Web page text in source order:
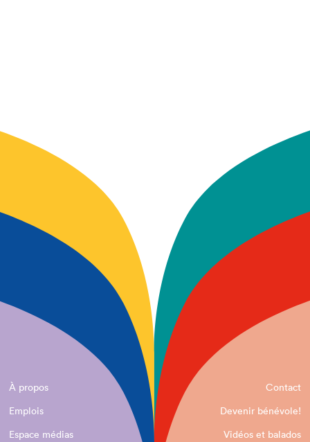
À propos
Contact
Emplois
Devenir bénévole!
Espace médias
Vidéos et balados